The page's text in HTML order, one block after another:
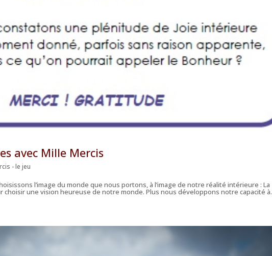
avec Mille Mercis
- le jeu
l’image du monde que nous portons, à l’image de notre réalité intérieure : La
une vision heureuse de notre monde. Plus nous développons notre capacité